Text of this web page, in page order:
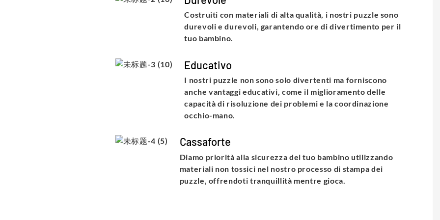
Costruiti con materiali di alta qualità, i nostri puzzle sono
durevoli e durevoli, garantendo ore di divertimento per il
tuo bambino.
Educativo
I nostri puzzle non sono solo divertenti ma forniscono
anche vantaggi educativi, come il miglioramento delle
capacità di risoluzione dei problemi e la coordinazione
occhio-mano.
Cassaforte
Diamo priorità alla sicurezza del tuo bambino utilizzando
materiali non tossici nel nostro processo di stampa dei
puzzle, offrendoti tranquillità mentre gioca.